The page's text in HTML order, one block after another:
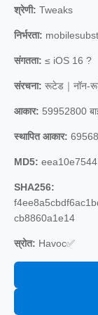
श्रेणी: Tweaks
निर्भरता:
संगतता: ≤ iOS 16 ?
संरचना: रूटेड｜नॉन-
आकार: 59952800
स्थापित आकार: 69568
MD5:
SHA256:
cb8860a1e14
स्रोत: Havoc✅